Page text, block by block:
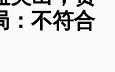
：不符合